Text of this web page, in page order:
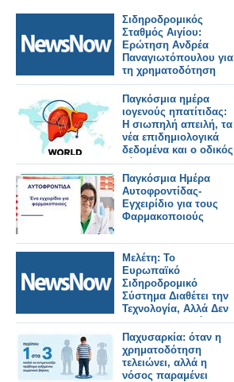
Σιδηροδρομικός
Σταθμός Αιγίου:
Ερώτηση Ανδρέα
Παναγιωτόπουλου για
τη χρηματοδότηση
των
απαλλοτριώσεων.
Παγκόσμια ημέρα
ιογενούς ηπατίτιδας:
Η σιωπηλή απειλή, τα
νέα επιδημιολογικά
δεδομένα και ο οδικός
χάρτης για την
εξάλειψη της νόσου
Παγκόσμια Ημέρα
Αυτοφροντίδας-
Εγχειρίδιο για τους
Φαρμακοποιούς
Μελέτη: Το
Ευρωπαϊκό
Σιδηροδρομικό
Σύστημα Διαθέτει την
Τεχνολογία, Αλλά Δεν
Έχει Χρηματοδότηση
Και Συντονισμό.
Παχυσαρκία: όταν η
χρηματοδότηση
τελειώνει, αλλά η
νόσος παραμένει